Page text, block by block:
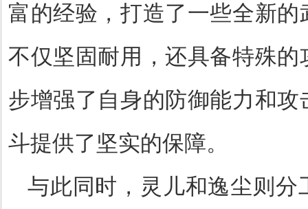
富的经验，打造了一些全新
不仅坚固耐用，还具备特殊
步增强了自身的防御能力和
斗提供了坚实的保障。
与此同时，灵儿和逸尘则分